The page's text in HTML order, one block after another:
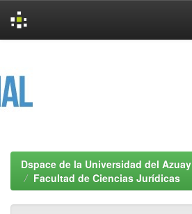
Dspace de la Universidad del Azuay
Facultad de Ciencias Jurídicas